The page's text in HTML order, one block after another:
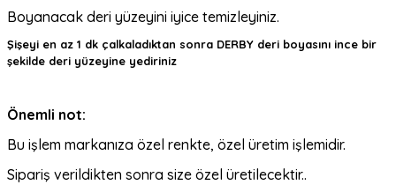
Boyanacak deri yüzeyini iyice temizleyiniz.
Şişeyi en az 1 dk çalkaladıktan sonra DERBY deri boyasını ince bir
şekilde deri yüzeyine yediriniz
Önemli not:
Bu işlem markanıza özel renkte, özel üretim işlemidir.
Sipariş verildikten sonra size özel üretilecektir..